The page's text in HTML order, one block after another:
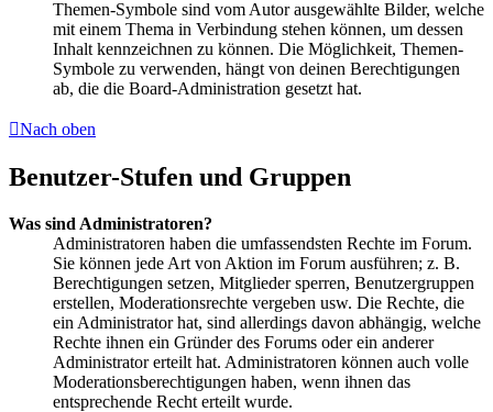
Themen-Symbole sind vom Autor ausgewählte Bilder, welche
mit einem Thema in Verbindung stehen können, um dessen
Inhalt kennzeichnen zu können. Die Möglichkeit, Themen-
Symbole zu verwenden, hängt von deinen Berechtigungen
ab, die die Board-Administration gesetzt hat.
Nach oben
Benutzer-Stufen und Gruppen
Was sind Administratoren?
Administratoren haben die umfassendsten Rechte im Forum.
Sie können jede Art von Aktion im Forum ausführen; z. B.
Berechtigungen setzen, Mitglieder sperren, Benutzergruppen
erstellen, Moderationsrechte vergeben usw. Die Rechte, die
ein Administrator hat, sind allerdings davon abhängig, welche
Rechte ihnen ein Gründer des Forums oder ein anderer
Administrator erteilt hat. Administratoren können auch volle
Moderationsberechtigungen haben, wenn ihnen das
entsprechende Recht erteilt wurde.